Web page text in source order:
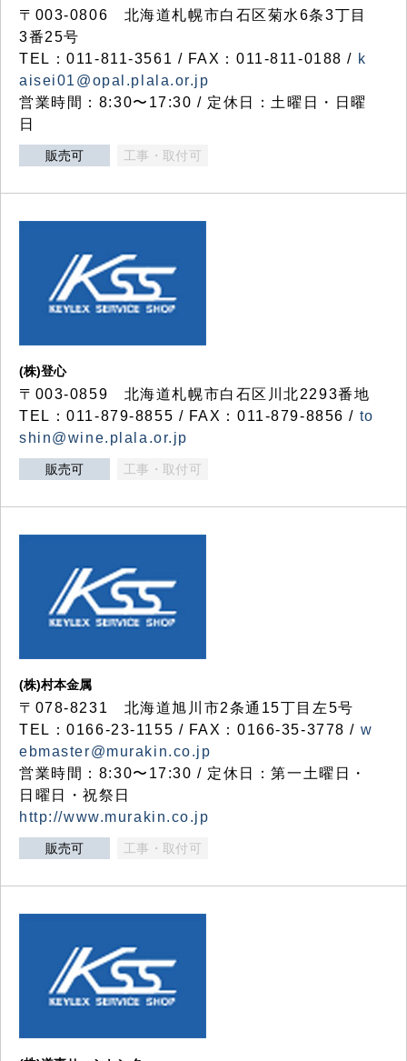
〒003-0806 北海道札幌市白石区菊水6条3丁目
3番25号
TEL：011-811-3561 / FAX：011-811-0188 / k
aisei01@opal.plala.or.jp
営業時間：8:30〜17:30 / 定休日：土曜日・日曜
日
販売可 工事・取付可
(株)登心
〒003-0859 北海道札幌市白石区川北2293番地
TEL：011-879-8855 / FAX：011-879-8856 / to
shin@wine.plala.or.jp
販売可 工事・取付可
(株)村本金属
〒078-8231 北海道旭川市2条通15丁目左5号
TEL：0166-23-1155 / FAX：0166-35-3778 / w
ebmaster@murakin.co.jp
営業時間：8:30〜17:30 / 定休日：第一土曜日・
日曜日・祝祭日
http://www.murakin.co.jp
販売可 工事・取付可